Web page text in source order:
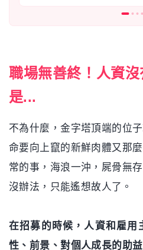
職場無善終！人資
是...
不為什麼，金字塔頂端的位
命要向上竄的新鮮肉體又那
常的事，海浪一沖，屍骨無
沒辦法，只能遙想故人了。
在招募的時候，人資和雇用
性、前景、對個人成長的助